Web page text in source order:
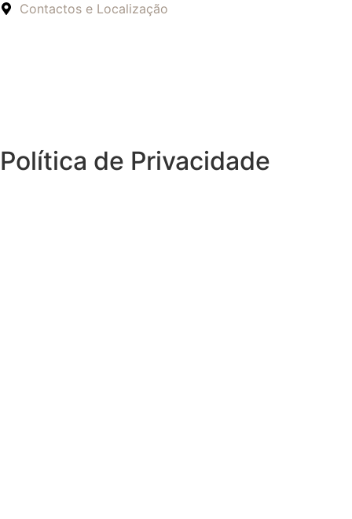
Contactos e Localização
Política de Privacidade